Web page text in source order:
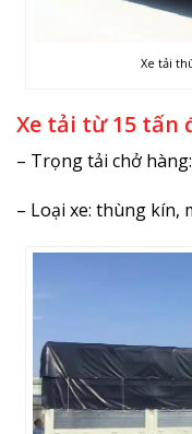
Xe tải
Xe tải từ 15 tấn
– Trọng tải chở
– Loại xe: thùng kín,